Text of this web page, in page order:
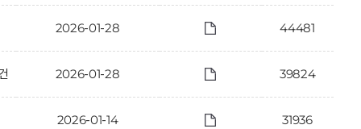
2026-01-28 44481
2026-01-28 39824
2026-01-14 31936